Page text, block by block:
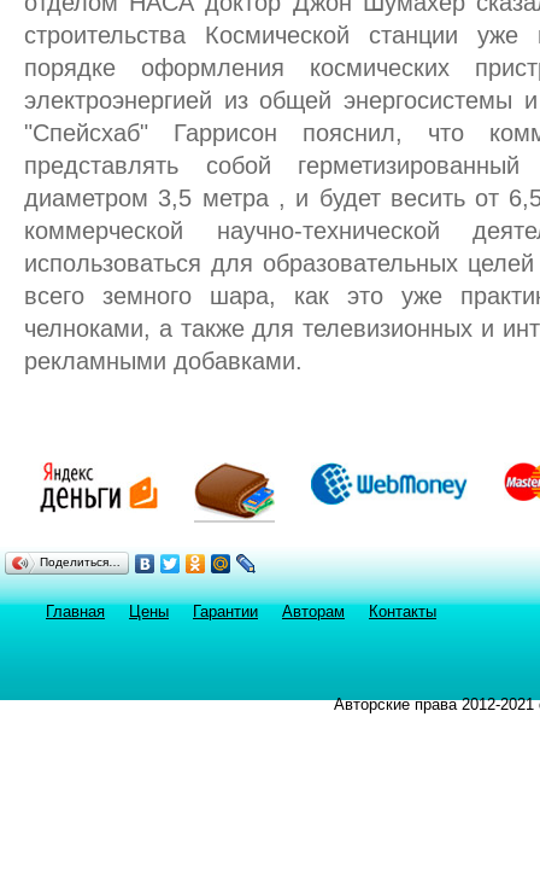
строительства Космической станции
порядке оформления космических
электроэнергией из общей энергосистемы
"Спейсхаб" Гаррисон пояснил, что
представлять собой
диаметром 3,5 метра , и будет весить от
коммерческой научно-технической
использоваться для образовательных
всего земного шара, как это уже
челноками, а также для телевизионных и
рекламными добавками.
Поделиться…
Авторские права 2012-
Главная Цены Гарантии Авторам Контакты